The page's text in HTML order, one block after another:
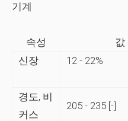
기계
속성 값
신장
12 - 22%
경도, 비
커스
205 - 235 [-]